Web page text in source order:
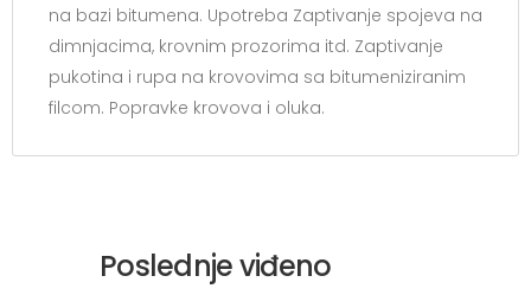
na bazi bitumena. Upotreba Zaptivanje spojeva na
dimnjacima, krovnim prozorima itd. Zaptivanje
pukotina i rupa na krovovima sa bitumeniziranim
filcom. Popravke krovova i oluka.
Poslednje viđeno